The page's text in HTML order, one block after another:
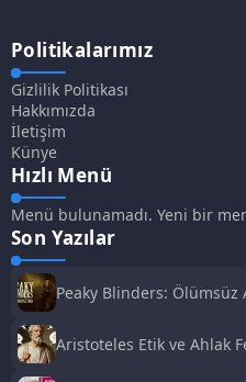
Politikalarımız
Gizlilik Politikası
Hakkımızda
İletişim
Künye
Hızlı Menü
Menü bulunamadı. Yeni bir
Son Yazılar
Peaky Blinders: Ölümsüz
Aristoteles Etik ve Ahlak